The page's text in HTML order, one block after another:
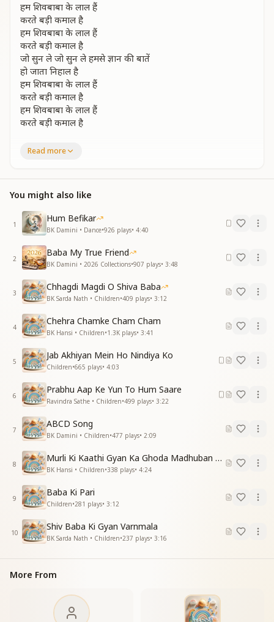
हम शिवबाबा के लाल हैं
करते बड़ी कमाल है
हम शिवबाबा के लाल हैं
करते बड़ी कमाल है
जो सुन ले जो सुन ले हमसे ज्ञान की बातें
हो जाता निहाल है
हम शिवबाबा के लाल हैं
करते बड़ी कमाल है
हम शिवबाबा के लाल हैं
करते बड़ी कमाल है
शिव के हम वरदान है और दिव्य गुणों की खान है
हम शिवबाबा के लाल हैं
करते बड़ी कमाल है
हम शिवबाबा के लाल हैं
करते बड़ी कमाल है
तेरे मेरे की बात नहीं और मान शान की आस नहीं
तेरे मेरे की बात नहीं और मान शान की आस नहीं
हलके फुलके उड़ते हम और परियों जैसी
चाल है
हम शिवबाबा के लाल हैं
करते बड़ी कमाल है
हम शिवबाबा के लाल हैं
करते बड़ी कमाल है
जो सुन ले जो सुन ले हमसे ज्ञान की बातें
हो जाता निहाल है
हम शिवबाबा के लाल हैं
करते बड़ी कमाल है
हम शिवबाबा के लाल हैं
करते बड़ी कमाल है
Read more
You might also like
1
Hum Befikar
BK Damini • Dance•926 plays• 4:40
2
Baba My True Friend
BK Damini • 2026 Collections•907 plays• 3:48
3
Chhagdi Magdi O Shiva Baba
BK Sarda Nath • Children•409 plays• 3:12
4
Chehra Chamke Cham Cham
BK Hansi • Children•1.3K plays• 3:41
5
Jab Akhiyan Mein Ho Nindiya Ko
Children•665 plays• 4:03
6
Prabhu Aap Ke Yun To Hum Saare
Ravindra Sathe • Children•499 plays• 3:22
7
ABCD Song
BK Damini • Children•477 plays• 2:09
8
Murli Ki Kaathi Gyan Ka Ghoda Madhuban Tak Doda
BK Hansi • Children•338 plays• 4:24
9
Baba Ki Pari
Children•281 plays• 3:12
10
Shiv Baba Ki Gyan Varnmala
BK Sarda Nath • Children•237 plays• 3:16
More From